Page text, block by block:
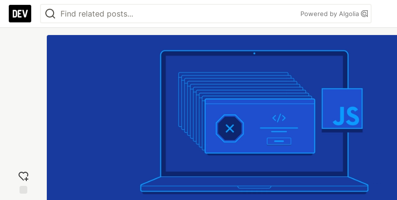
Powered by Algolia